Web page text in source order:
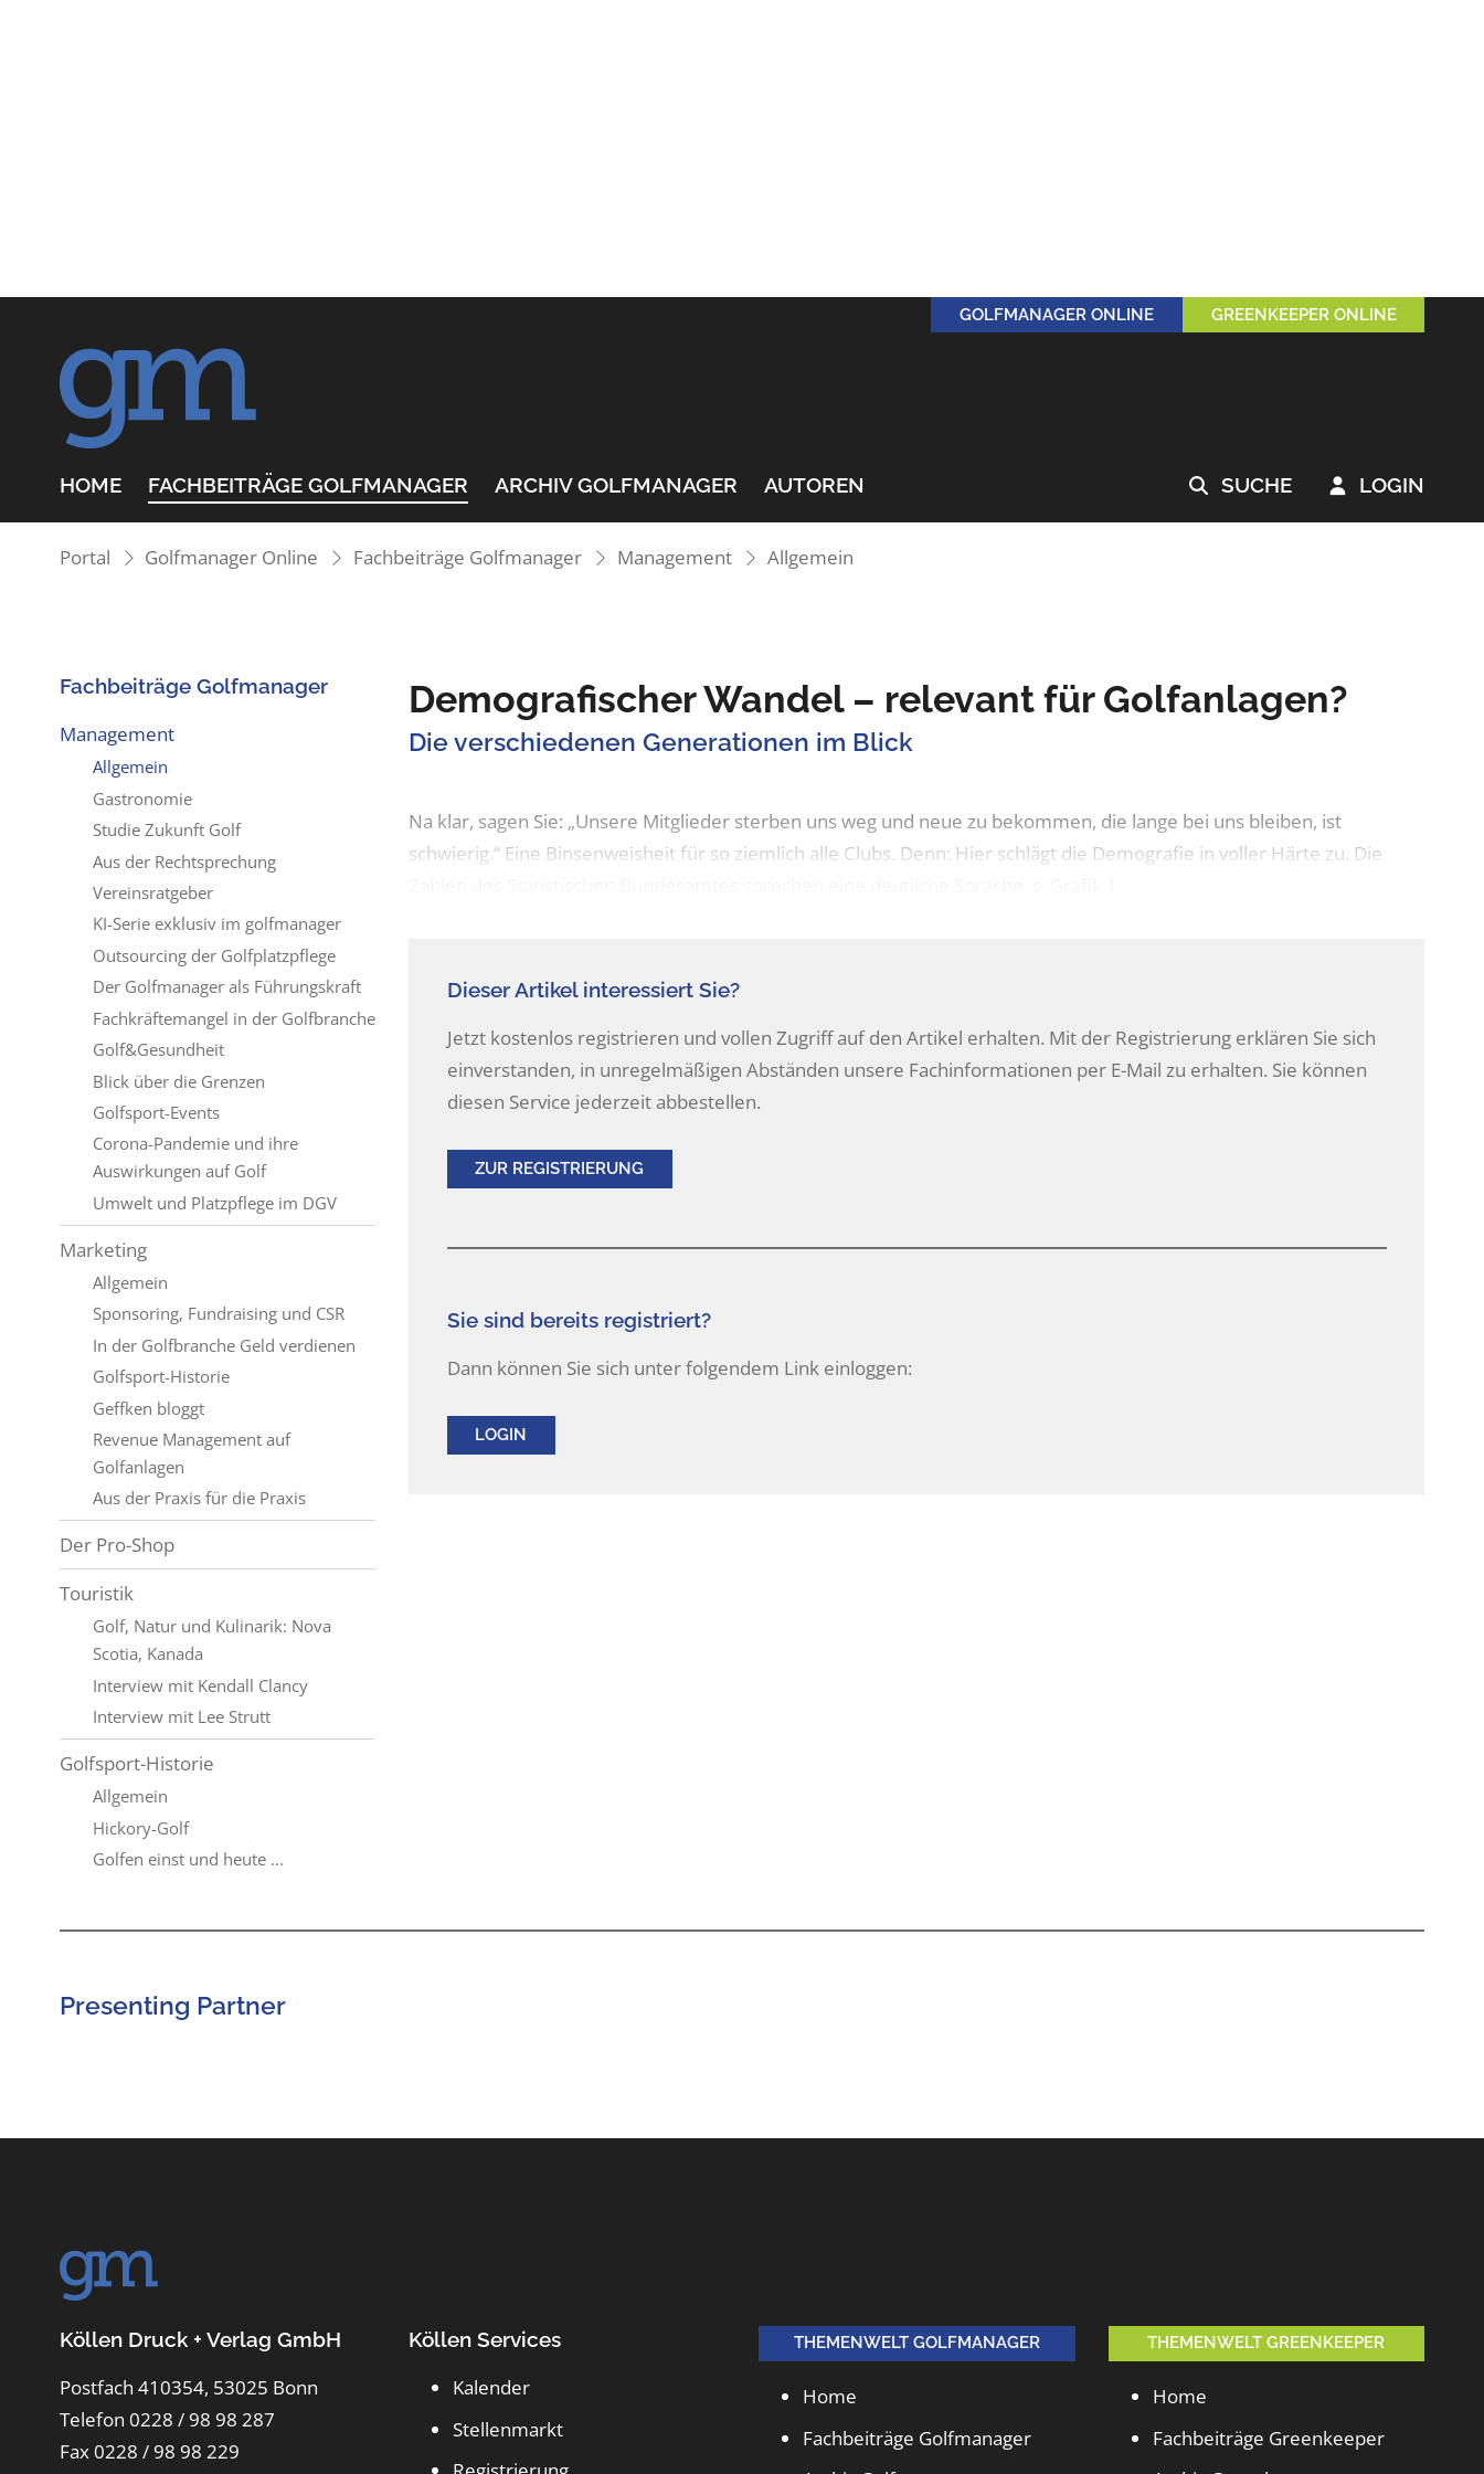
GOLFMANAGER ONLINE GREENKEEPER ONLINE
HOME FACHBEITRÄGE GOLFMANAGER ARCHIV GOLFMANAGER AUTOREN  SUCHE  LOGIN
Portal Golfmanager Online Fachbeiträge Golfmanager Management Allgemein
Demografischer Wandel – relevant für Golfanlagen?
Die verschiedenen Generationen im Blick
Na klar, sagen Sie: „Unsere Mitglieder sterben uns weg und neue zu bekommen, die lange bei uns bleiben, ist
schwierig.“ Eine Binsenweisheit für so ziemlich alle Clubs. Denn: Hier schlägt die Demografie in voller Härte zu. Die
Dieser Artikel interessiert Sie?
Jetzt kostenlos registrieren und vollen Zugriff auf den Artikel erhalten. Mit der Registrierung erklären Sie sich
einverstanden, in unregelmäßigen Abständen unsere Fachinformationen per E-Mail zu erhalten. Sie können
diesen Service jederzeit abbestellen.
ZUR REGISTRIERUNG
Sie sind bereits registriert?
Dann können Sie sich unter folgendem Link einloggen:
LOGIN
Fachbeiträge Golfmanager
Management
Allgemein
Gastronomie
Studie Zukunft Golf
Aus der Rechtsprechung
Vereinsratgeber
KI-Serie exklusiv im golfmanager
Outsourcing der Golfplatzpflege
Der Golfmanager als Führungskraft
Fachkräftemangel in der Golfbranche
Golf&Gesundheit
Blick über die Grenzen
Golfsport-Events
Corona-Pandemie und ihre
Auswirkungen auf Golf
Umwelt und Platzpflege im DGV
Marketing
Allgemein
Sponsoring, Fundraising und CSR
In der Golfbranche Geld verdienen
Golfsport-Historie
Geffken bloggt
Revenue Management auf
Golfanlagen
Aus der Praxis für die Praxis
Der Pro-Shop
Touristik
Golf, Natur und Kulinarik: Nova
Scotia, Kanada
Interview mit Kendall Clancy
Interview mit Lee Strutt
Golfsport-Historie
Allgemein
Hickory-Golf
Golfen einst und heute ...
Presenting Partner
Köllen Druck + Verlag GmbH
Postfach 410354, 53025 Bonn
Telefon 0228 / 98 98 287
Fax 0228 / 98 98 229
Köllen Services
Kalender
Stellenmarkt
THEMENWELT GOLFMANAGER
Home
Fachbeiträge Golfmanager
THEMENWELT GREENKEEPER
Home
Fachbeiträge Greenkeeper